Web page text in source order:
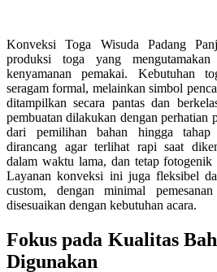
Konveksi Toga Wisuda Padang
produksi toga yang
kenyamanan pemakai. Kebutuhan
seragam formal, melainkan simbol
ditampilkan secara pantas dan
pembuatan dilakukan dengan perhatian
dari pemilihan bahan hingga
dirancang agar terlihat rapi saat
dalam waktu lama, dan tetap fotogenik
Layanan konveksi ini juga fleksibel
custom, dengan minimal
disesuaikan dengan kebutuhan acara.
Fokus pada Kualitas
Digunakan